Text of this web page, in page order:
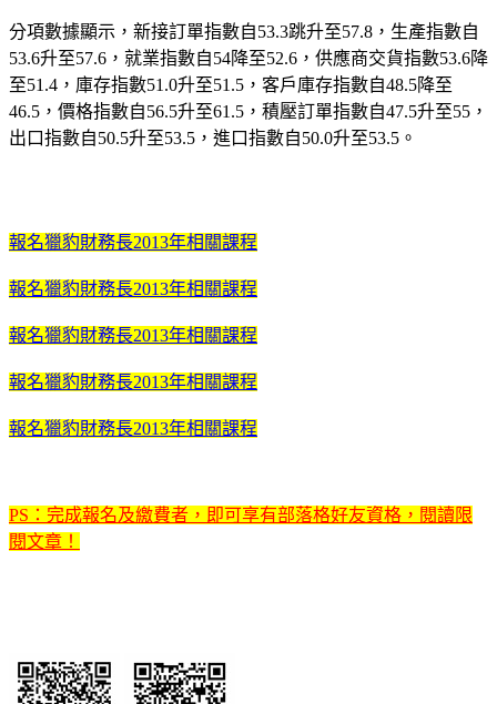
分項數據顯示，新接訂單指數自53.3跳升至57.8，生產指數自
53.6升至57.6，就業指數自54降至52.6，供應商交貨指數53.6降
至51.4，庫存指數51.0升至51.5，客戶庫存指數自48.5降至
46.5，價格指數自56.5升至61.5，積壓訂單指數自47.5升至55，
出口指數自50.5升至53.5，進口指數自50.0升至53.5。
報名獵豹財務長2013年相關課程
報名獵豹財務長2013年相關課程
報名獵豹財務長2013年相關課程
報名獵豹財務長2013年相關課程
報名獵豹財務長2013年相關課程
PS：完成報名及繳費者，即可享有部落格好友資格，閱讀限
閱文章！